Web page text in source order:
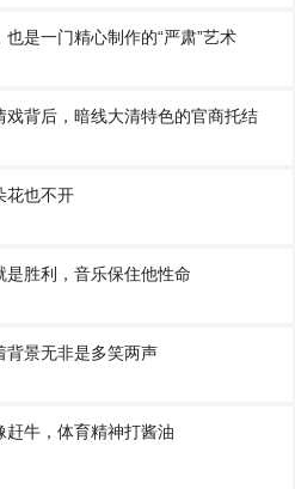
是一门精心制作的“严肃”艺术
背后，暗线大清特色的官商托结
花也不开
胜利，音乐保住他性命
背景无非是多笑两声
赶牛，体育精神打酱油